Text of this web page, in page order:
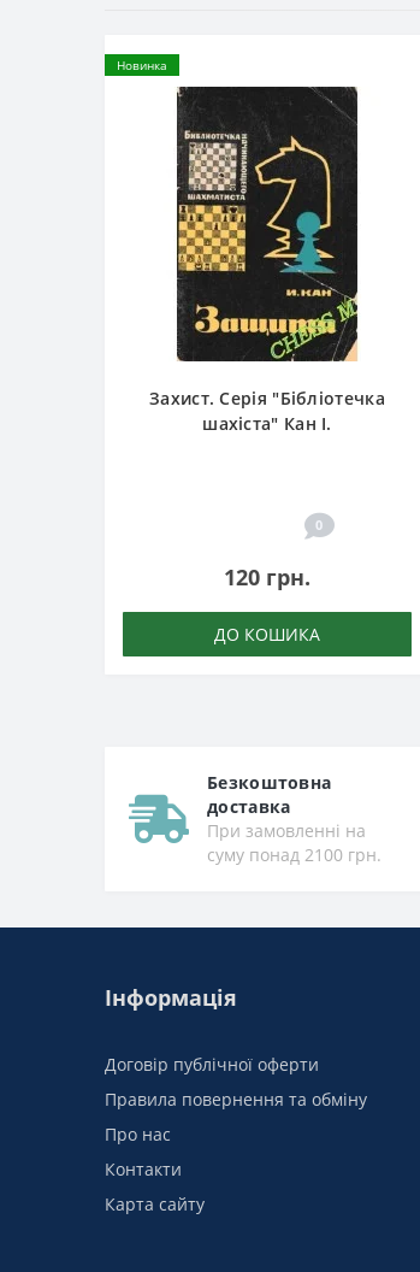
Новинка
Захист. Серія "Бібліотечка
шахіста" Кан І.
0
120 грн.
ДО КОШИКА
Безкоштовна
доставка
При замовленні на
суму понад 2100 грн.
Інформація
Договір публічної оферти
Правила повернення та обміну
Про нас
Контакти
Карта сайту